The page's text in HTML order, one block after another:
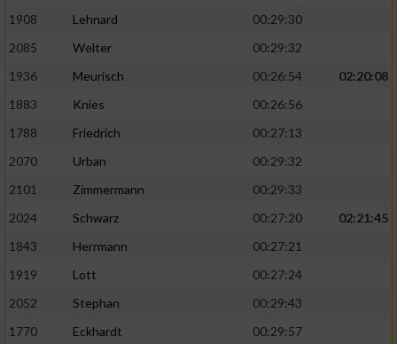
1908
Lehnard
00:29:30
2085
Welter
00:29:32
1936
Meurisch 00:26:54
02:20:08
1883
Knies
00:26:56
1788
Friedrich
00:27:13
2070
Urban
00:29:32
2101
Zimmermann
00:29:33
2024
Schwarz 00:27:20
02:21:45
1843
Herrmann
00:27:21
1919
Lott
00:27:24
2052
Stephan
00:29:43
1770
Eckhardt
00:29:57